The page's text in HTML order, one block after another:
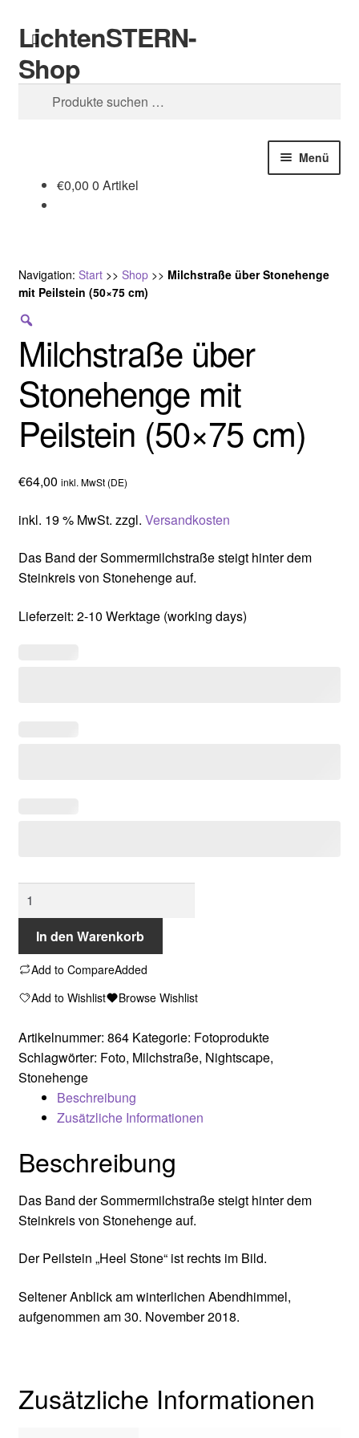
Zur
Navigation
springen
Zum
Inhalt
springen
LichtenSTERN-
Shop
Suchen
Suchen
Menü
€0,00 0 Artikel
Navigation: Start>> Shop>> Milchstraße über Stonehenge
mit Peilstein (50×75 cm)
Milchstraße über
Stonehenge mit
Peilstein (50×75 cm)
€64,00 inkl. MwSt (DE)
inkl. 19 % MwSt. zzgl. Versandkosten
Das Band der Sommermilchstraße steigt hinter dem
Steinkreis von Stonehenge auf.
Lieferzeit: 2-10 Werktage (working days)
über
Stonehenge
mit
Peilstein
(50x75
Menge
In den Warenkorb
Add to CompareAdded
Add to Wishlist
Browse Wishlist
Artikelnummer: 864 Kategorie: Fotoprodukte
Schlagwörter: Foto, Milchstraße, Nightscape,
Stonehenge
Beschreibung
Zusätzliche Informationen
Beschreibung
Das Band der Sommermilchstraße steigt hinter dem
Steinkreis von Stonehenge auf.
Der Peilstein „Heel Stone“ ist rechts im Bild.
Seltener Anblick am winterlichen Abendhimmel,
aufgenommen am 30. November 2018.
Zusätzliche Informationen